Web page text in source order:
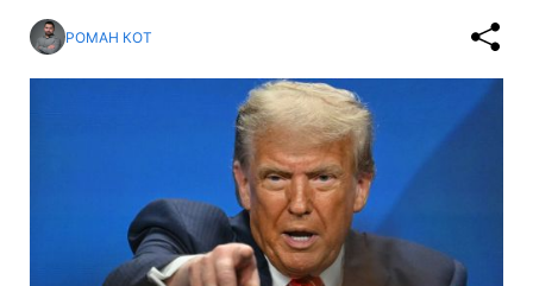
РОМАН КОТ